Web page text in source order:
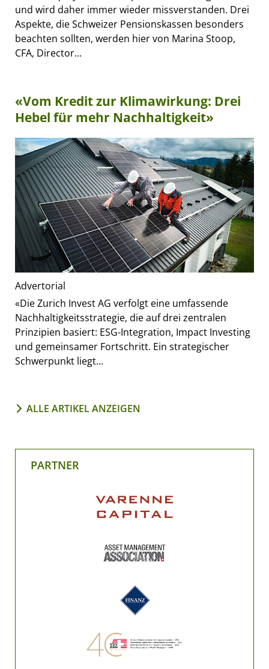
und wird daher immer wieder missverstanden. Drei
Aspekte, die Schweizer Pensionskassen besonders
beachten sollten, werden hier von Marina Stoop,
CFA, Director...
«Vom Kredit zur Klimawirkung: Drei
Hebel für mehr Nachhaltigkeit»
Advertorial
«Die Zurich Invest AG verfolgt eine umfassende
Nachhaltigkeitsstrategie, die auf drei zentralen
Prinzipien basiert: ESG-Integration, Impact Investing
und gemeinsamer Fortschritt. Ein strategischer
Schwerpunkt liegt...
ALLE ARTIKEL ANZEIGEN
PARTNER